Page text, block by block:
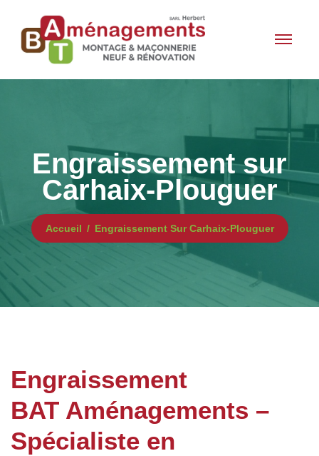
Engraissement sur
Carhaix-Plouguer
Accueil Engraissement Sur Carhaix-Plouguer
Engraissement
BAT Aménagements –
Spécialiste en